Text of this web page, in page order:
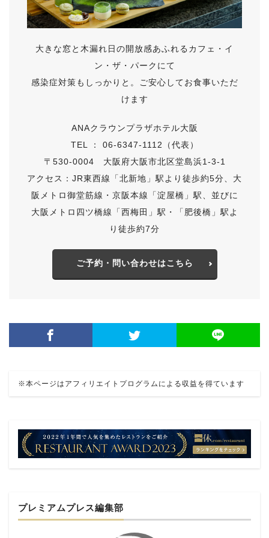
大きな窓と木漏れ日の開放感あふれるカフェ・イ
ン・ザ・パークにて
感染症対策もしっかりと。ご安心してお食事いただ
けます
ANAクラウンプラザホテル大阪
TEL ： 06-6347-1112（代表）
〒530-0004 大阪府大阪市北区堂島浜1-3-1
アクセス：JR東西線「北新地」駅より徒歩約5分、大
阪メトロ御堂筋線・京阪本線「淀屋橋」駅、並びに
大阪メトロ四ツ橋線「西梅田」駅・「肥後橋」駅よ
り徒歩約7分
ご予約・問い合わせはこちら
※本ページはアフィリエイトプログラムによる収益を得ています
プレミアムプレス編集部